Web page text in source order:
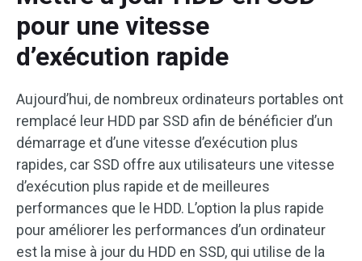
pour une vitesse
d’exécution rapide
Aujourd’hui, de nombreux ordinateurs portables ont
remplacé leur HDD par SSD afin de bénéficier d’un
démarrage et d’une vitesse d’exécution plus
rapides, car SSD offre aux utilisateurs une vitesse
d’exécution plus rapide et de meilleures
performances que le HDD. L’option la plus rapide
pour améliorer les performances d’un ordinateur
est la mise à jour du HDD en SSD, qui utilise de la